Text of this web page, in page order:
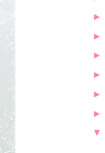
►
►
►
►
►
►
▼